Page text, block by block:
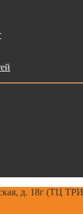
д. 18г (ТЦ